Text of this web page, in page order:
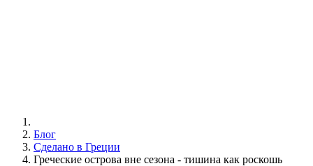
Блог
Сделано в Греции
Греческие острова вне сезона - тишина как роскошь